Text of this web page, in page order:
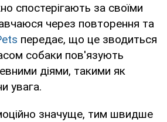
спостерігають за своїми
через повторення та
передає, що це зводиться
собаки пов'язують
діями, такими як
увага.
значуще, тим швидше